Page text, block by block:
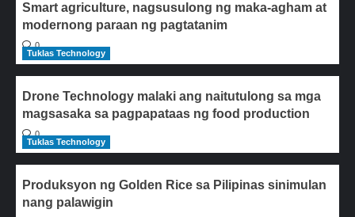
Smart agriculture, nagsusulong ng maka-agham at
modernong paraan ng pagtatanim
0
Tuklas Technology
Drone Technology malaki ang naitutulong sa mga
magsasaka sa pagpapataas ng food production
0
Tuklas Technology
Produksyon ng Golden Rice sa Pilipinas sinimulan
nang palawigin